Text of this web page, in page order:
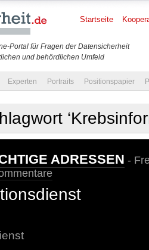
Portal für Fragen der Datensicherheit
und behördlichen Umfeld
Startseite
Experten Portraits Positionspapier
ADRESSEN -